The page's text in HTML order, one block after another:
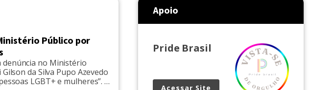
Público por
denúncia no Ministério
da Silva Pupo Azevedo
LGBT+ e mulheres”. O
Apoio
Pride Brasil
Acessar Site